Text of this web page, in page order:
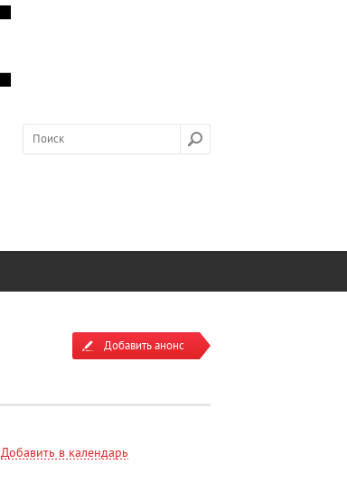
Добавить анонс
Добавить в календарь